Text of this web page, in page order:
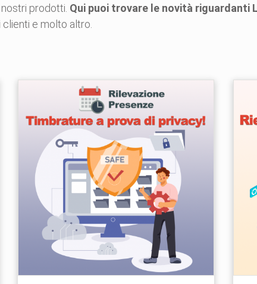
prodotti. Qui puoi trovare le novità riguardanti
e molto altro.